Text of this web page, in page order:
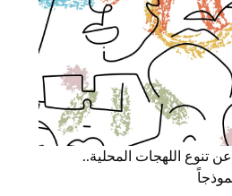
تنوع اللهجات المحلية..